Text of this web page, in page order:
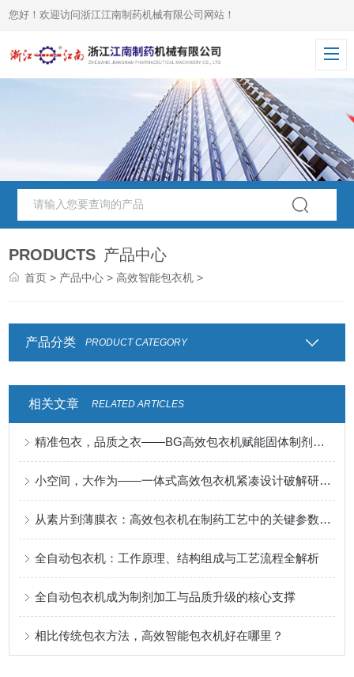
您好！欢迎访问浙江江南制药机械有限公司网站！
PRODUCTS 产品中心
首页 > 产品中心 >高效智能包衣机 >
产品分类 PRODUCT CATEGORY
相关文章 RELATED ARTICLES
精准包衣，品质之衣——BG高效包衣机赋能固体制剂表面升华
小空间，大作为——一体式高效包衣机紧凑设计破解研发与小批量生产痛点
从素片到薄膜衣：高效包衣机在制药工艺中的关键参数控制与优化
全自动包衣机：工作原理、结构组成与工艺流程全解析
全自动包衣机成为制剂加工与品质升级的核心支撑
相比传统包衣方法，高效智能包衣机好在哪里？